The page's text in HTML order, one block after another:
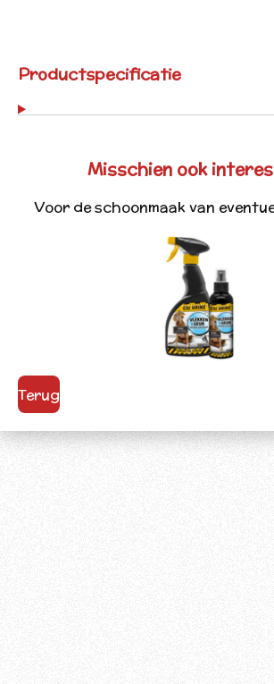
Productspecificatie
Misschien ook
Voor de schoonmaak van
Terug